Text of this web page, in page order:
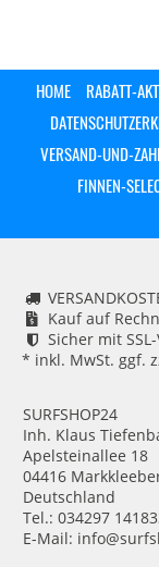
HOME RABATT-
VERSAND-UND-
FINNEN-
Kauf auf
Sicher mit
* inkl. MwSt. ggf.
SURFSHOP24
Inh. Klaus
Apelsteinallee 18
04416
Deutschland
Tel.: 034297
E-Mail: